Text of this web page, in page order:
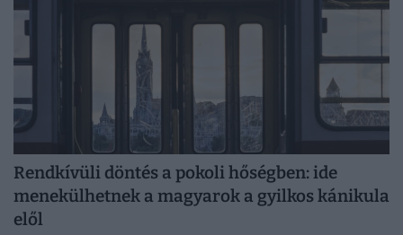
Rendkívüli döntés a pokoli hőségben: ide
menekülhetnek a magyarok a gyilkos kánikula
elől